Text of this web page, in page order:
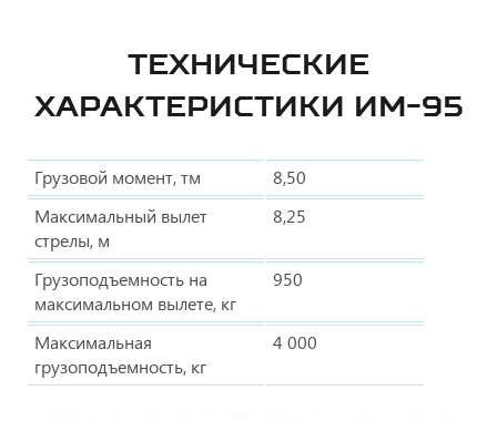
ТЕХНИЧЕСКИЕ
ХАРАКТЕРИСТИКИ ИМ-95
Грузовой момент, тм
8,50
Максимальный вылет
стрелы, м
8,25
Грузоподъемность на
максимальном вылете, кг
950
Максимальная
грузоподъемность, кг
4 000